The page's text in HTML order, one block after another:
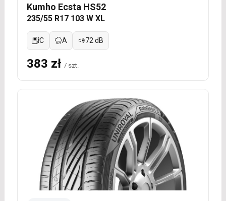
Kumho Ecsta HS52
235/55 R17 103 W XL
C A 72 dB
383 zł / szt.